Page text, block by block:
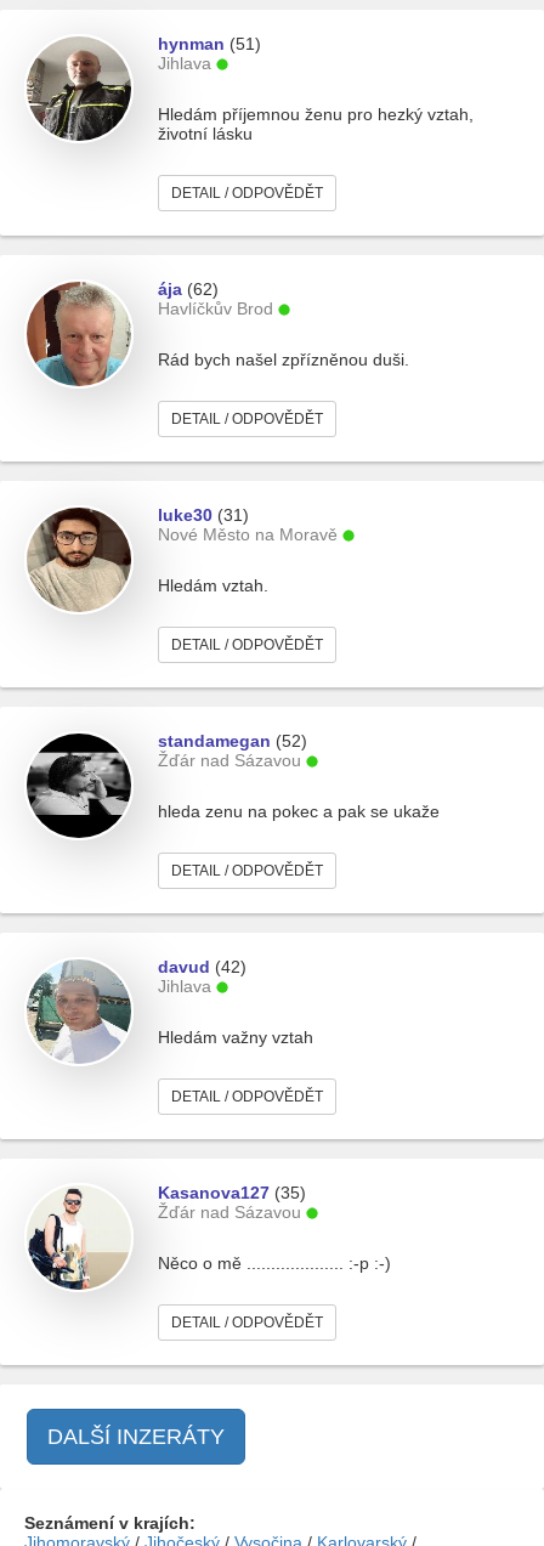
hynman (51)
Jihlava
Hledám příjemnou ženu pro hezký vztah,
životní lásku
DETAIL / ODPOVĚDĚT
ája (62)
Havlíčkův Brod
Rád bych našel zpřízněnou duši.
DETAIL / ODPOVĚDĚT
luke30 (31)
Nové Město na Moravě
Hledám vztah.
DETAIL / ODPOVĚDĚT
standamegan (52)
Žďár nad Sázavou
hleda zenu na pokec a pak se ukaže
DETAIL / ODPOVĚDĚT
davud (42)
Jihlava
Hledám važny vztah
DETAIL / ODPOVĚDĚT
Kasanova127 (35)
Žďár nad Sázavou
Něco o mě .................... :-p :-)
DETAIL / ODPOVĚDĚT
DALŠÍ INZERÁTY
Seznámení v krajích: